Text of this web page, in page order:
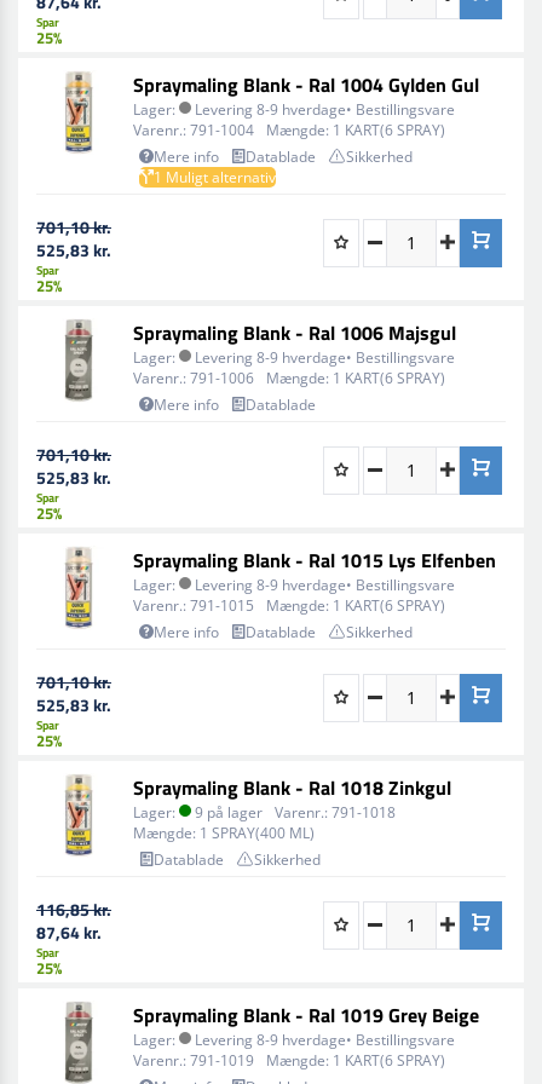
Ryst aerosolen i 2 minutter før brug og spray en prøve.
Afstand til overfladen, der skal behandles, ca. 25 til 30
centimeter.
Påfør lakken i flere tynde lag. Inden du påfører det
næste lag, rystes aerosolen igen.
Rengør ventilen efter brug (vend aerosolen på hovedet
og tryk på dysen i ca. 5 sekunder).
Spar
25%
Spraymaling Blank - Ral 1004 Gylden Gul
Lager:
Levering 8-9 hverdage• Bestillingsvare
Varenr.: 791-1004 Mængde: 1 KART(6 SPRAY)
Mere info
Datablade
Sikkerhed
1 Muligt alternativ
701,10 kr.
525,83 kr.
Spar
25%
Spraymaling Blank - Ral 1006 Majsgul
Lager:
Levering 8-9 hverdage• Bestillingsvare
Varenr.: 791-1006 Mængde: 1 KART(6 SPRAY)
Mere info
Datablade
701,10 kr.
525,83 kr.
Spar
25%
Spraymaling Blank - Ral 1015 Lys Elfenben
Lager:
Levering 8-9 hverdage• Bestillingsvare
Varenr.: 791-1015 Mængde: 1 KART(6 SPRAY)
Mere info
Datablade Sikkerhed
701,10 kr.
525,83 kr.
Spar
25%
Spraymaling Blank - Ral 1018 Zinkgul
Lager: 9 på lager Varenr.: 791-1018
Mængde: 1 SPRAY(400 ML)
Datablade
Sikkerhed
116,85 kr.
87,64 kr.
Spar
25%
Spraymaling Blank - Ral 1019 Grey Beige
Lager:
Levering 8-9 hverdage• Bestillingsvare
Varenr.: 791-1019 Mængde: 1 KART(6 SPRAY)